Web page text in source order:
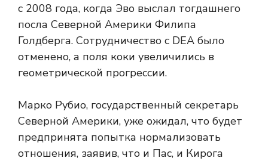
с 2008 года, когда Эво выслал тогдашнего
посла Северной Америки Филипа
Голдберга. Сотрудничество с DEA было
отменено, а поля коки увеличились в
геометрической прогрессии.
Марко Рубио, государственный секретарь
Северной Америки, уже ожидал, что будет
предпринята попытка нормализовать
отношения, заявив, что и Пас, и Кирога